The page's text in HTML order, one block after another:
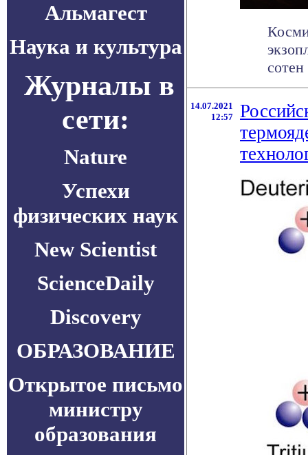
Альмагест
Наука и культура
Журналы в
сети:
Nature
Успехи
физических наук
New Scientist
ScienceDaily
Discovery
ОБРАЗОВАНИЕ
Открытое письмо
министру
образования
14.07.2021
12:57